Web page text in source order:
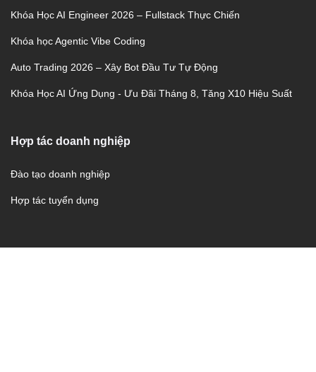
Khóa Học AI Engineer 2026 – Fullstack Thực Chiến
Khóa học Agentic Vibe Coding
Auto Trading 2026 – Xây Bot Đầu Tư Tự Động
Khóa Học AI Ứng Dụng - Ưu Đãi Tháng 8, Tăng X10 Hiệu Suất
Hợp tác doanh nghiệp
Đào tạo doanh nghiệp
Hợp tác tuyển dụng